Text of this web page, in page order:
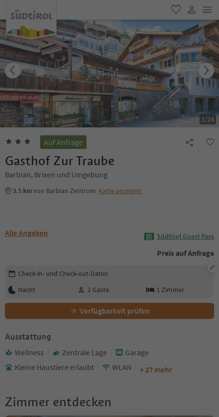
favorit
user link
1/24
Auf Anfrage
Gasthof Zur Traube
Barbian, Brixen und Umgebung
3.5 kmvon Barbian Zentrum Karte anzeigen
Alle Angaben Südtirol Guest Pass
Preis auf Anfrage
Buchungsdetails bearbeiten
Check-in- und Check-out-Daten
Nacht
2 Gäste 1 Zimmer
Verfügbarkeit prüfen
Ausstattung
Wellness Zentrale Lage
Garage
Kleine Haustiere erlaubt
WLAN + 27 mehr
Zimmer entdecken